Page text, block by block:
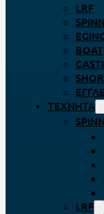
LRF
BOAT
ΤΕΧΝΗΤΆ
LRF